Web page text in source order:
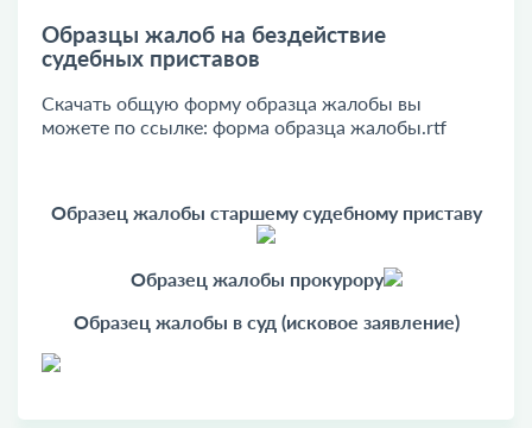
Образцы жалоб на бездействие
судебных приставов
Скачать общую форму образца жалобы вы
можете по ссылке: форма образца жалобы.rtf
Образец жалобы старшему судебному приставу
Образец жалобы прокурору
Образец жалобы в суд (исковое заявление)